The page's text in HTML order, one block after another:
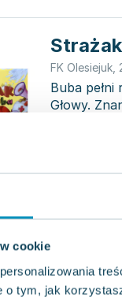
cookie
tym, jak
FK Olesiejuk
Buba
Głowy.
Używana
FK Olesiejuk,
Pewnego